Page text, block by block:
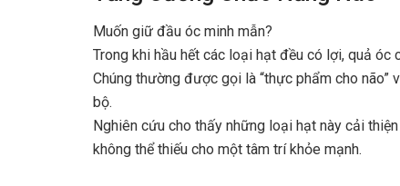
Muốn giữ đầu óc minh mẫn?
Trong khi hầu hết các loại hạt đều có lợi, quả óc
Chúng thường được gọi là “thực phẩm cho
bộ.
Nghiên cứu cho thấy những loại hạt này cải
không thể thiếu cho một tâm trí khỏe mạnh.